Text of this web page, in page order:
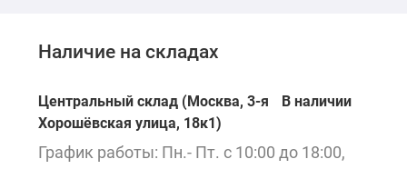
Наличие на складах
Центральный склад (Москва, 3-я
Хорошёвская улица, 18к1)
В наличии
График работы: Пн.- Пт. с 10:00 до 18:00,